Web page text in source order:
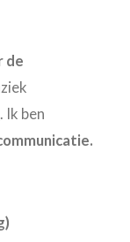
de
. Ik ben